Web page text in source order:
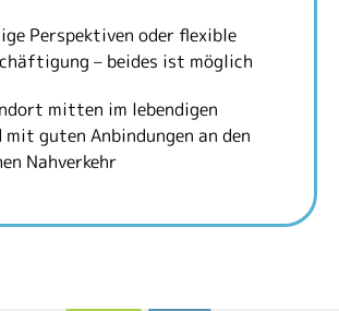
Perspektiven oder flexible
– beides ist möglich
mitten im lebendigen
mit guten Anbindungen an den
Nahverkehr